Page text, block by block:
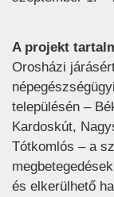
A projekt
Orosházi
településén –
Kardoskút,
Tótkomlós – a
és elkerülhető